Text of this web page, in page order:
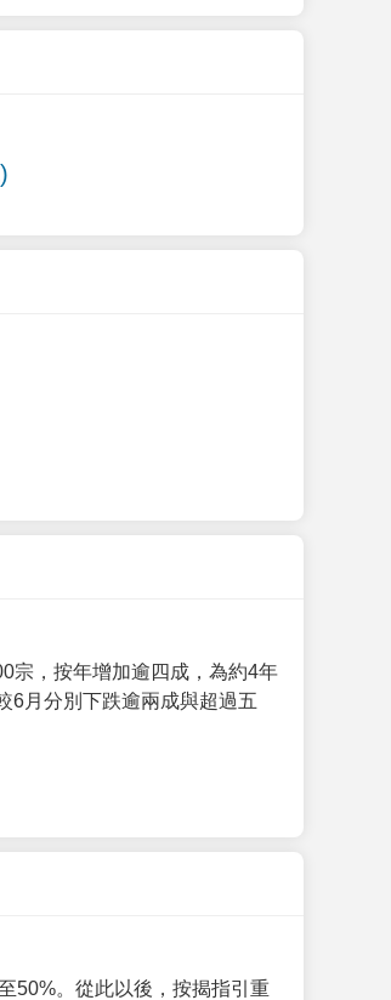
宗，按年增加逾四成，為約4年
6月分別下跌逾兩成與超過五
50%。從此以後，按揭指引重